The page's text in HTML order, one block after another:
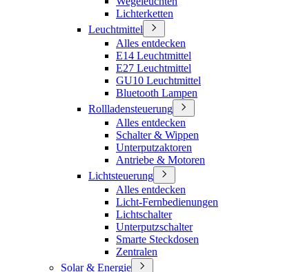
Lichterketten
Leuchtmittel
Alles entdecken
E14 Leuchtmittel
E27 Leuchtmittel
GU10 Leuchtmittel
Bluetooth Lampen
Rollladensteuerung
Alles entdecken
Schalter & Wippen
Unterputzaktoren
Antriebe & Motoren
Lichtsteuerung
Alles entdecken
Licht-Fernbedienungen
Lichtschalter
Unterputzschalter
Smarte Steckdosen
Zentralen
Solar & Energie